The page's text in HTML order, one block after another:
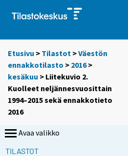
Etusivu > Tilastot >Väestön
ennakkotilasto > 2016>
kesäkuu > Liitekuvio 2.
Kuolleet neljännesvuosittain
1994–2015 sekä ennakkotieto
2016
Avaa valikko
TILASTOT